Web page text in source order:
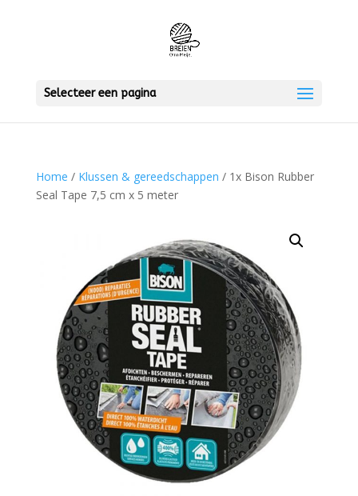
Selecteer een pagina
Home / Klussen & gereedschappen / 1x Bison Rubber
Seal Tape 7,5 cm x 5 meter